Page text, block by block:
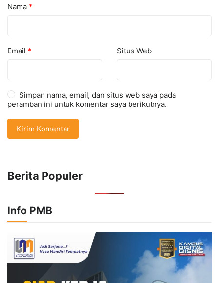
Nama *
Email * Situs Web
Simpan nama, email, dan situs web saya pada
peramban ini untuk komentar saya berikutnya.
Berita Populer
Info PMB